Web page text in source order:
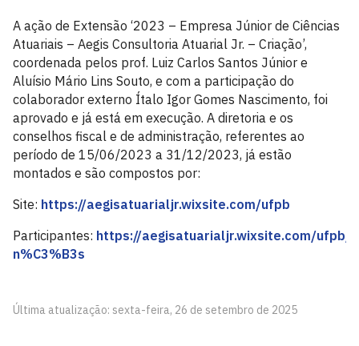
A ação de Extensão ‘2023 – Empresa Júnior de Ciências
Atuariais – Aegis Consultoria Atuarial Jr. – Criação’,
coordenada pelos prof. Luiz Carlos Santos Júnior e
Aluísio Mário Lins Souto, e com a participação do
colaborador externo Ítalo Igor Gomes Nascimento, foi
aprovado e já está em execução. A diretoria e os
conselhos fiscal e de administração, referentes ao
período de 15/06/2023 a 31/12/2023, já estão
montados e são compostos por:
Site: https://aegisatuarialjr.wixsite.com/ufpb
Participantes: https://aegisatuarialjr.wixsite.com/ufpb/
n%C3%B3s
Última atualização: sexta-feira, 26 de setembro de 2025